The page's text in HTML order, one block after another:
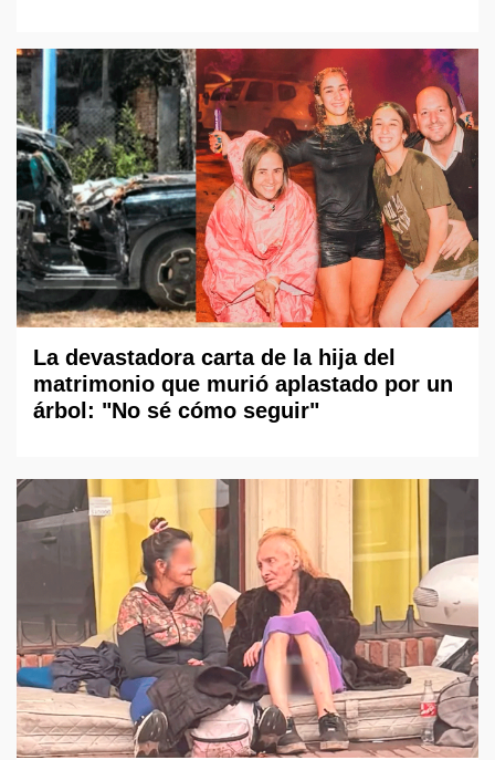
La devastadora carta de la hija del
matrimonio que murió aplastado por un
árbol: "No sé cómo seguir"